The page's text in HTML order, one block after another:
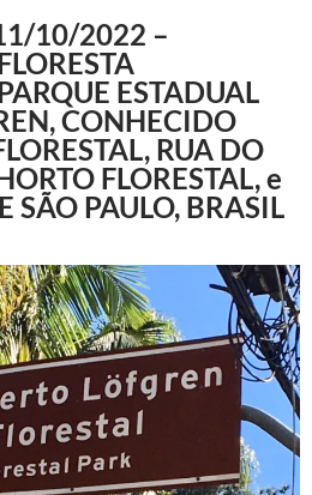
10/2022 –
ESTADUAL
CONHECIDO
RUA DO
FLORESTAL, e
SÃO PAULO, BRASIL